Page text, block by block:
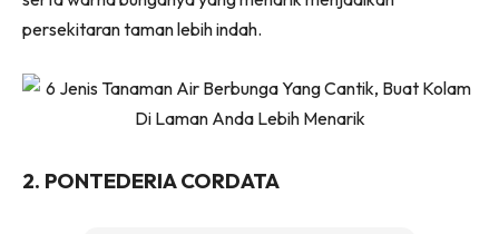
Casa Impiana
Lahar Dekor
Sembang Dekor
Tip Impiana
persekitaran taman lebih indah.
2. PONTEDERIA CORDATA